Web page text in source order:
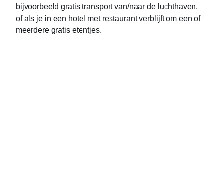
bijvoorbeeld gratis transport van/naar de luchthaven,
of als je in een hotel met restaurant verblijft om een of
meerdere gratis etentjes.